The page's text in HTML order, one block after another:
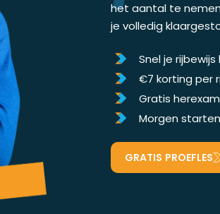
het aantal te
je volledig
Snel je rijbewijs
€7 korting per
Gratis
Morgen
GRATIS PROEFLES